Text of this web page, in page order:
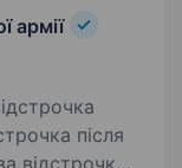
армії
після
відстрочка